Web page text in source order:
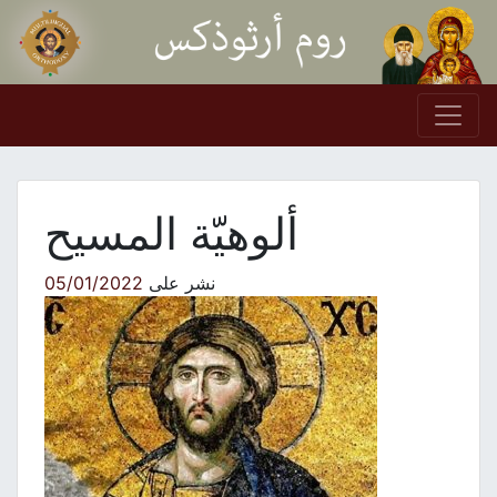
Skip to content
Main Navigation
ألوهيّة المسيح
نشر على05/01/2022